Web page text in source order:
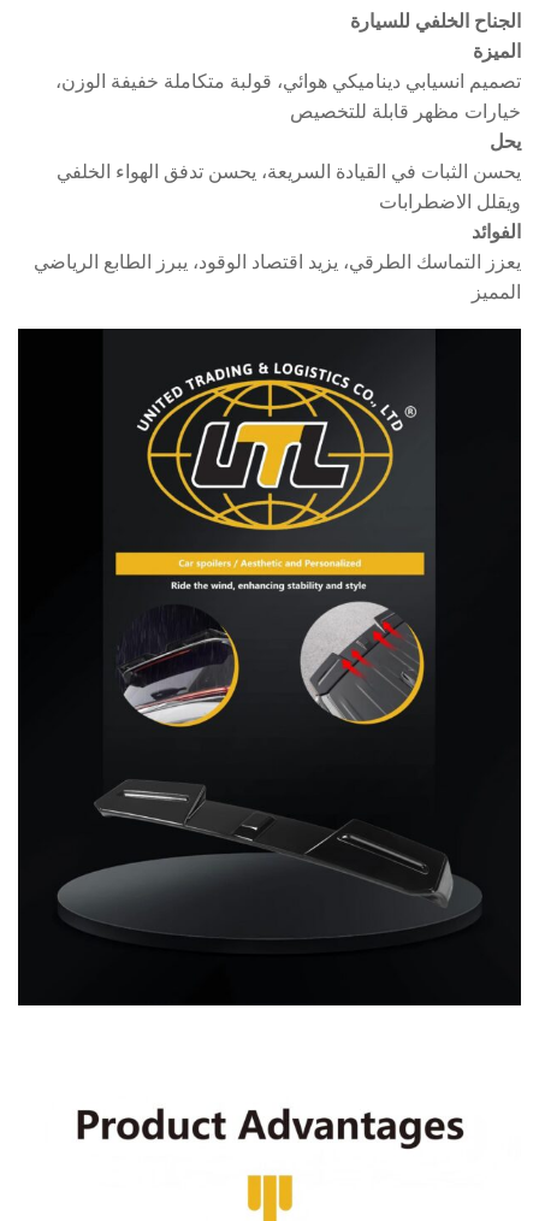
الجناح الخلفي للسيارة
الميزة
تصميم انسيابي ديناميكي هوائي، قولبة متكاملة خفيفة الوزن،
خيارات مظهر قابلة للتخصيص
يحل
يحسن الثبات في القيادة السريعة، يحسن تدفق الهواء الخلفي
ويقلل الاضطرابات
الفوائد
يعزز التماسك الطرقي، يزيد اقتصاد الوقود، يبرز الطابع الرياضي
المميز